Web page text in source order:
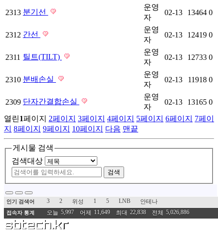
2313 분기선
운영
자
02-13 13464 0
2312 간선
운영
자
02-13 12419 0
2311 틸트(TILT)
운영
자
02-13 12733 0
2310 분배손실
운영
자
02-13 11918 0
2309 단자간결합손실
운영
자
02-13 13165 0
열린1페이지 2페이지 3페이지 4페이지 5페이지 6페이지 7페이
지 8페이지 9페이지 10페이지 다음 맨끝
게시물 검색
검색대상
검색
인기 검색어 3 2 위성 1 5 LNB 안테나
접속자 통계 오늘 5,997 어제 11,649 최대 22,838 전체 5,026,886